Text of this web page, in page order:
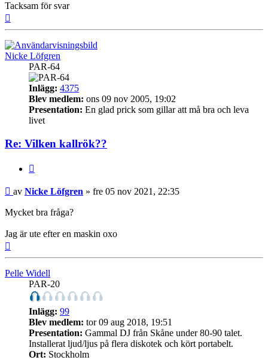
Tacksam för svar
Nicke Löfgren
PAR-64
Inlägg: 4375
Blev medlem: ons 09 nov 2005, 19:02
Presentation: En glad prick som gillar att må bra och leva
livet
Re: Vilken kallrök??
Inlägg
av Nicke Löfgren » fre 05 nov 2021, 22:35
Mycket bra fråga?
Jag är ute efter en maskin oxo
Pelle Widell
PAR-20
Inlägg: 99
Blev medlem: tor 09 aug 2018, 19:51
Presentation: Gammal DJ från Skåne under 80-90 talet.
Installerat ljud/ljus på flera diskotek och kört portabelt.
Ort: Stockholm